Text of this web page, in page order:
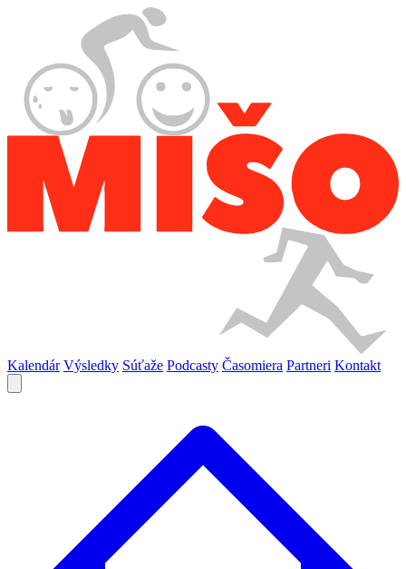
Kalendár Výsledky Súťaže Podcasty Časomiera Partneri Kontakt